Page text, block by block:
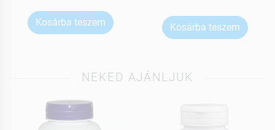
Kosárba teszem Kosárba teszem
NEKED AJÁNLJUK